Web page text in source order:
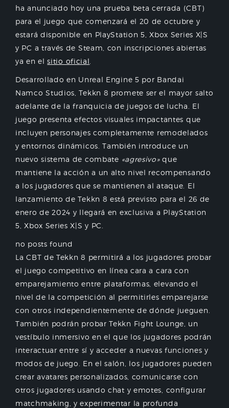
ha anunciado hoy una prueba beta cerrada (CBT)
para el juego que comenzará el 20 de octubre y
estará disponible en PlayStation 5, Xbox Series X|S
y PC a través de Steam, con inscripciones abiertas
ya en elsitio oficial
Desarrollado en Unreal Engine 5 por Bandai
Namco Studios, Tekkn 8 promete ser el mayor salto
adelante de la franquicia de juegos de lucha. El
juego presenta efectos visuales impactantes que
incluyen personajes completamente remodelados
y entornos dinámicos. También introduce un
nuevo sistema de combate «agresivo»que
mantiene la acción a un alto nivel recompensando
a los jugadores que se mantienen al ataque. El
lanzamiento de Tekkn 8 está previsto para el 26 de
enero de 2024 y llegará en exclusiva a PlayStation
5, Xbox Series X|S y PC.
no posts found
La CBT de Tekkn 8 permitirá a los jugadores probar
el juego competitivo en línea cara a cara con
emparejamiento entre plataformas, elevando el
nivel de la competición al permitirles emparejarse
con otros independientemente de dónde jueguen.
También podrán probar Tekkn Fight Lounge, un
vestíbulo inmersivo en el que los jugadores podrán
interactuar entre sí y acceder a nuevas funciones y
modos de juego. En el salón, los jugadores pueden
crear avatares personalizados, comunicarse con
otros jugadores usando chat y emotes, configurar
matchmaking, y experimentar la profunda